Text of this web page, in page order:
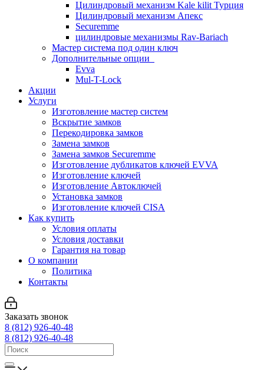
Цилиндровый механизм Kale kilit Турция
Цилиндровый механизм Апекс
Securemme
цилиндровые механизмы Rav-Bariach
Мастер система под один ключ
Дополнительные опции
Evva
Mul-T-Lock
Акции
Услуги
Изготовление мастер систем
Вскрытие замков
Перекодировка замков
Замена замков
Замена замков Securemme
Изготовление дубликатов ключей EVVA
Изготовление ключей
Изготовление Автоключей
Установка замков
Изготовление ключей CISA
Как купить
Условия оплаты
Условия доставки
Гарантия на товар
О компании
Политика
Контакты
Заказать звонок
8 (812) 926-40-48
8 (812) 926-40-48